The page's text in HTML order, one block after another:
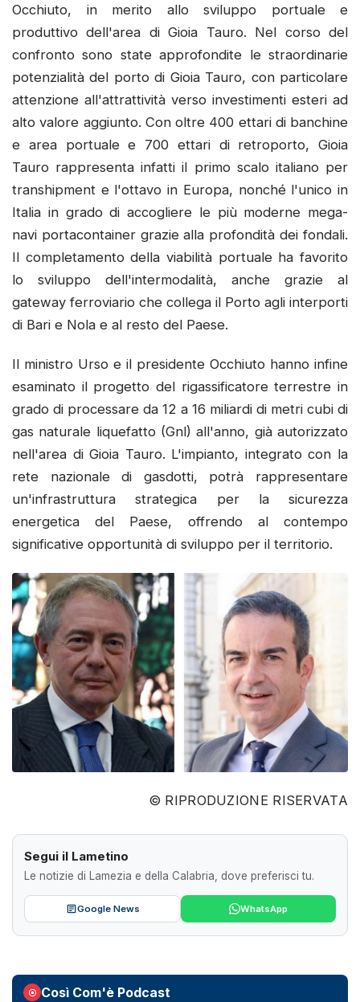
Occhiuto, in merito allo sviluppo portuale e
produttivo dell'area di Gioia Tauro. Nel corso del
confronto sono state approfondite le straordinarie
potenzialità del porto di Gioia Tauro, con particolare
attenzione all'attrattività verso investimenti esteri ad
alto valore aggiunto. Con oltre 400 ettari di banchine
e area portuale e 700 ettari di retroporto, Gioia
Tauro rappresenta infatti il primo scalo italiano per
transhipment e l'ottavo in Europa, nonché l'unico in
Italia in grado di accogliere le più moderne mega-
navi portacontainer grazie alla profondità dei fondali.
Il completamento della viabilità portuale ha favorito
lo sviluppo dell'intermodalità, anche grazie al
gateway ferroviario che collega il Porto agli interporti
di Bari e Nola e al resto del Paese.
Il ministro Urso e il presidente Occhiuto hanno infine
esaminato il progetto del rigassificatore terrestre in
grado di processare da 12 a 16 miliardi di metri cubi di
gas naturale liquefatto (Gnl) all'anno, già autorizzato
nell'area di Gioia Tauro. L'impianto, integrato con la
rete nazionale di gasdotti, potrà rappresentare
un'infrastruttura strategica per la sicurezza
energetica del Paese, offrendo al contempo
significative opportunità di sviluppo per il territorio.
© RIPRODUZIONE RISERVATA
Segui il Lametino
Le notizie di Lamezia e della Calabria, dove preferisci tu.
Google News WhatsApp
Così Com'è Podcast